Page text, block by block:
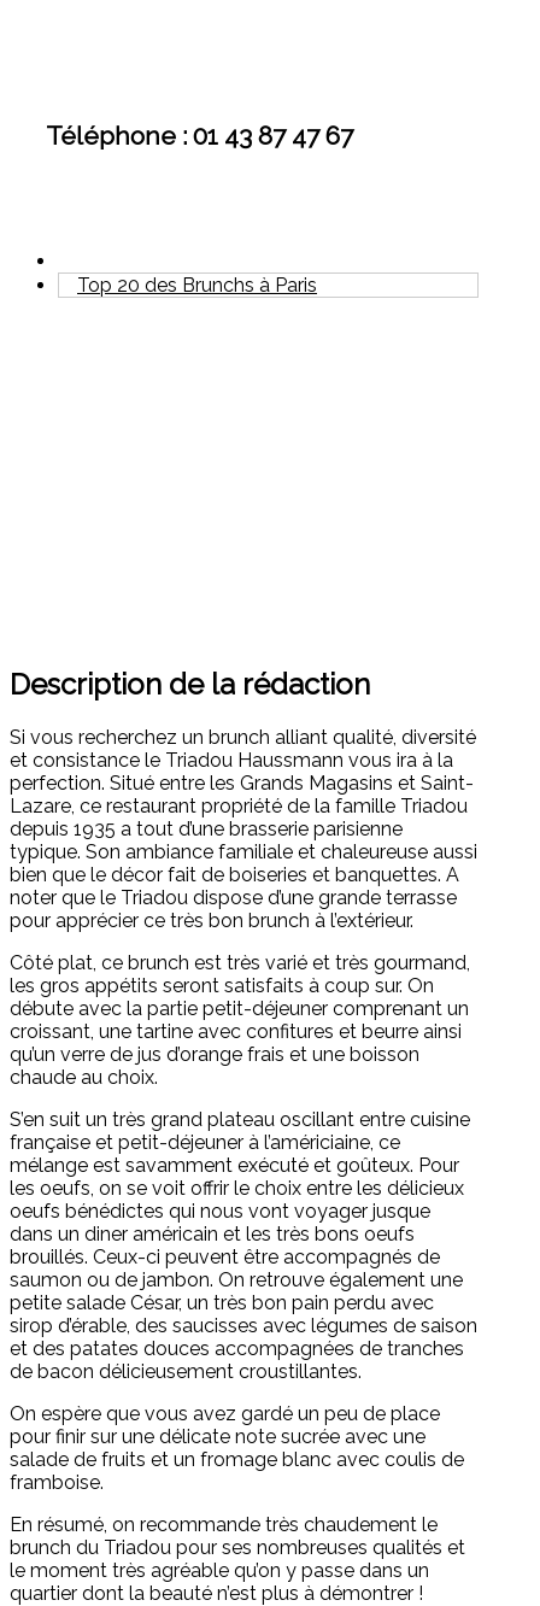
Téléphone : 01 43 87 47 67
Top 20 des Brunchs à Paris
Description de la rédaction
Si vous recherchez un brunch alliant qualité, diversité
et consistance le Triadou Haussmann vous ira à la
perfection. Situé entre les Grands Magasins et Saint-
Lazare, ce restaurant propriété de la famille Triadou
depuis 1935 a tout d’une brasserie parisienne
typique. Son ambiance familiale et chaleureuse aussi
bien que le décor fait de boiseries et banquettes. A
noter que le Triadou dispose d’une grande terrasse
pour apprécier ce très bon brunch à l’extérieur.
Côté plat, ce brunch est très varié et très gourmand,
les gros appétits seront satisfaits à coup sur. On
débute avec la partie petit-déjeuner comprenant un
croissant, une tartine avec confitures et beurre ainsi
qu’un verre de jus d’orange frais et une boisson
chaude au choix.
S’en suit un très grand plateau oscillant entre cuisine
française et petit-déjeuner à l’américiaine, ce
mélange est savamment exécuté et goûteux. Pour
les oeufs, on se voit offrir le choix entre les délicieux
oeufs bénédictes qui nous vont voyager jusque
dans un diner américain et les très bons oeufs
brouillés. Ceux-ci peuvent être accompagnés de
saumon ou de jambon. On retrouve également une
petite salade César, un très bon pain perdu avec
sirop d’érable, des saucisses avec légumes de saison
et des patates douces accompagnées de tranches
de bacon délicieusement croustillantes.
On espère que vous avez gardé un peu de place
pour finir sur une délicate note sucrée avec une
salade de fruits et un fromage blanc avec coulis de
framboise.
En résumé, on recommande très chaudement le
brunch du Triadou pour ses nombreuses qualités et
le moment très agréable qu’on y passe dans un
quartier dont la beauté n’est plus à démontrer !